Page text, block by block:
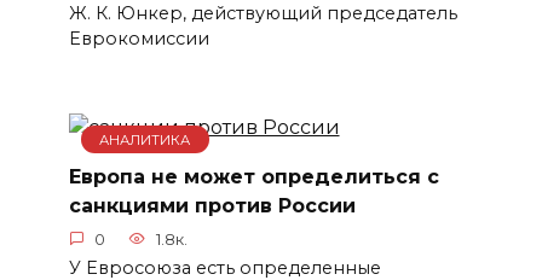
Ж. К. Юнкер, действующий председатель
Еврокомиссии
АНАЛИТИКА
Европа не может определиться с
санкциями против России
0 1.8к.
У Евросоюза есть определенные